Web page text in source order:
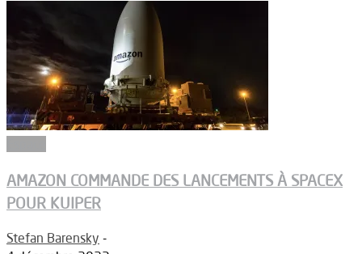
AMAZON COMMANDE DES LANCEMENTS À SPACEX
POUR KUIPER
Stefan Barensky -